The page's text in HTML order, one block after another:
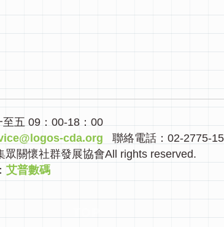
至五 09：00-18：00
cda.org
聯絡電話：02-2775-
眾關懷社群發展協會All rights reserved.
艾普數碼